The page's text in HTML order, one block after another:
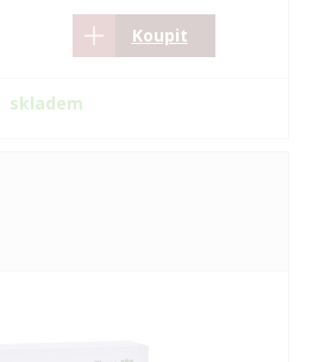
Koupit
skladem